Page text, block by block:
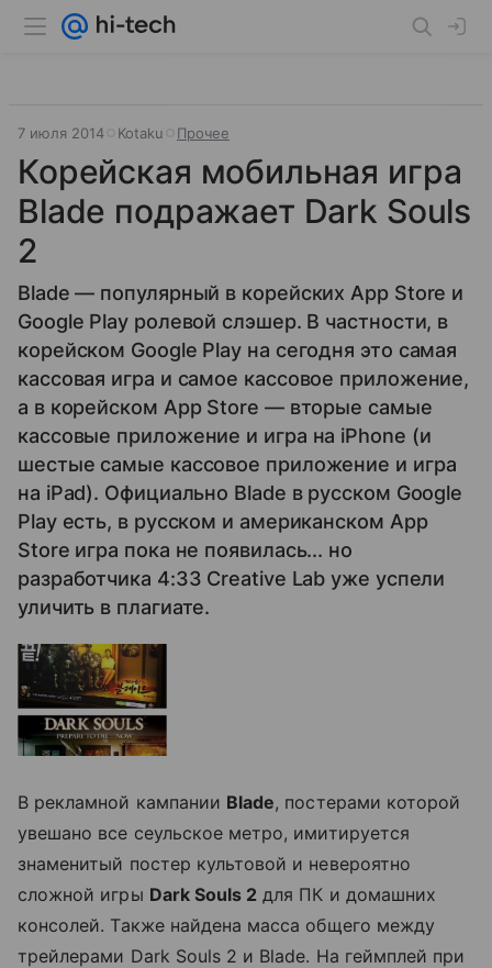
7 июля 2014 Kotaku Прочее
Корейская мобильная игра
Blade подражает Dark Souls
2
Blade — популярный в корейских App Store и
Google Play ролевой слэшер. В частности, в
корейском Google Play на сегодня это самая
кассовая игра и самое кассовое приложение,
а в корейском App Store — вторые самые
кассовые приложение и игра на iPhone (и
шестые самые кассовое приложение и игра
на iPad). Официально Blade в русском Google
Play есть, в русском и американском App
Store игра пока не появилась... но
разработчика 4:33 Creative Lab уже успели
уличить в плагиате.
В рекламной кампании Blade, постерами которой
увешано все сеульское метро, имитируется
знаменитый постер культовой и невероятно
сложной игры Dark Souls 2 для ПК и домашних
консолей. Также найдена масса общего между
трейлерами Dark Souls 2 и Blade. На геймплей при